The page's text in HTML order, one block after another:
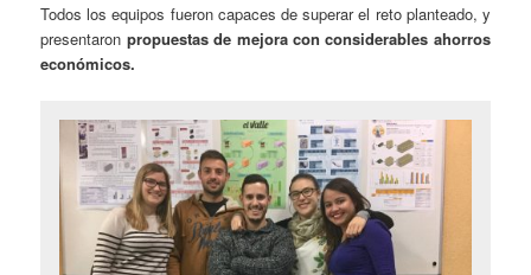
Todos los equipos fueron capaces de superar el reto planteado, y
presentaron propuestas de mejora con considerables ahorros
económicos.